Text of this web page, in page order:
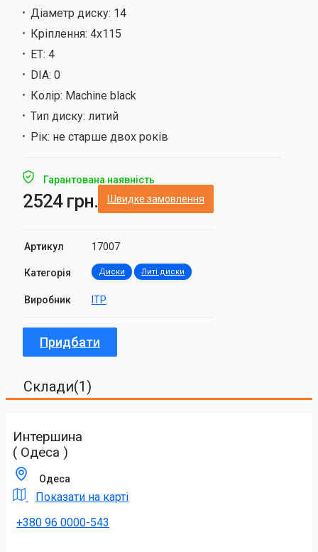
Діаметр диску: 14
Кріплення: 4х115
ET: 4
DIA: 0
Колір: Machine black
Тип диску: литий
Рік: не старше двох років
Гарантована наявність
2524 грн. Швидке замовлення
Артикул 17007
Категорія Диски Литі диски
Виробник ITP
Придбати
Склади(1)
Интершина
( Одеса )
Одеса
Показати на карті
+380 96 0000-543